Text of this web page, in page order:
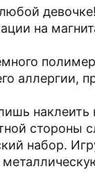
на
аллергии,
наклеить
стороны
набор.